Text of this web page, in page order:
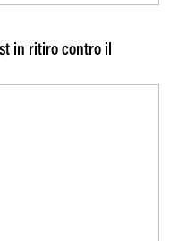
in ritiro contro il